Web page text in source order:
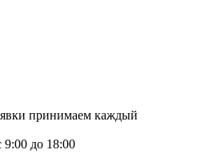
принимаем каждый
до 18:00